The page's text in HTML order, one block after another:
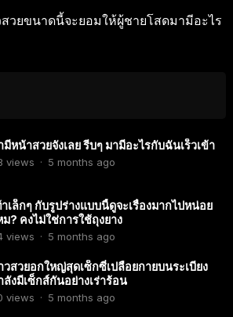
วยขนาดนี้จะยอมให้ผู้ชายโสดมามีอะไร
มีหน้าสวยจังเลย รีบๆ มามีอะไรกับฉันเร็วเข้า
views · 5 months ago
าเล็กๆ กับรูปร่างแบบนี้ดูจะเรื่องมากไปหน่อย
ม? คงไม่ใช่การใช้ถุงยาง
views · 5 months ago
วสวยอกใหญ่สุดเซ็กซี่เปลือยกายบนระเบียง
ลังมีเซ็กส์กันอย่างเร่าร้อน
views · 5 months ago